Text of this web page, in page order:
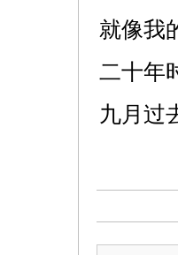
就像我
二十年
九月过